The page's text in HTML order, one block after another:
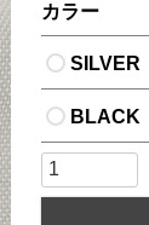
カラー
SILVER
BLACK